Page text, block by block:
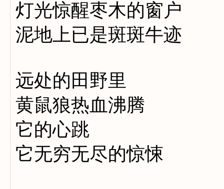
灯光惊醒枣木的窗户
泥地上已是斑斑牛迹
远处的田野里
黄鼠狼热血沸腾
它的心跳
它无穷无尽的惊悚